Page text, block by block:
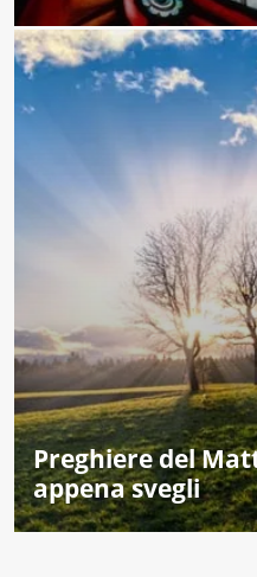
Preghiere del
appena svegli